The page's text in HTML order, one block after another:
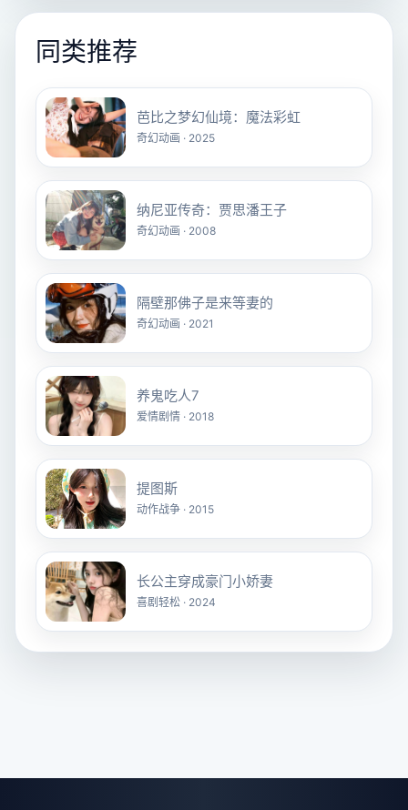
同类推荐
芭比之梦幻仙境：魔法彩虹
奇幻动画 · 2025
纳尼亚传奇：贾思潘王子
奇幻动画 · 2008
隔壁那佛子是来等妻的
奇幻动画 · 2021
养鬼吃人7
爱情剧情 · 2018
提图斯
动作战争 · 2015
长公主穿成豪门小娇妻
喜剧轻松 · 2024